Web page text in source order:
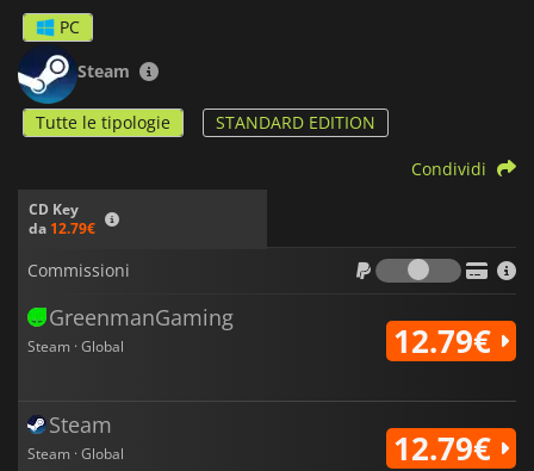
PC
Steam
Tutte le tipologie STANDARD EDITION
CD Key
da 12.79€
Condividi
Commissioni
GreenmanGaming
Steam · Global 12.79€
Steam
Steam · Global 12.79€